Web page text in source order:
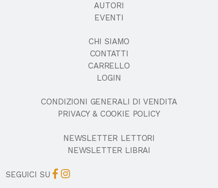
AUTORI
EVENTI
CHI SIAMO
CONTATTI
CARRELLO
LOGIN
CONDIZIONI GENERALI DI VENDITA
PRIVACY & COOKIE POLICY
NEWSLETTER LETTORI
NEWSLETTER LIBRAI
SEGUICI SU